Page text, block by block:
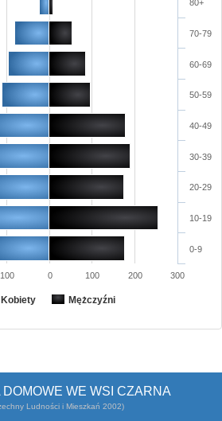
Kobiety Mężczyźni
0-9
10-19
20-29
30-39
40-49
50-59
60-69
70-79
80+
100 0 100 200 300
WE WSI CZARNA
Ludności i Mieszkań 2002)